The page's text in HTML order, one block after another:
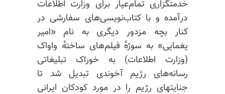
خدمتگزاری تمام‌عیار برای وزارت اطلاعات
درآمده و با کتاب‌نویسی‌های سفارشی در
کنار بچه مزدور دیگری به نام «امیر
یغمایی» به سوژه‌ٔ فیلم‌های ساخته‌ٔ واواک
(وزارت اطلاعات) به خوراک تبلیغاتی
رسانه‌های رژیم آخوندی تبدیل شد تا
جنایتهای رژیم را در مورد کودکان ایرانی